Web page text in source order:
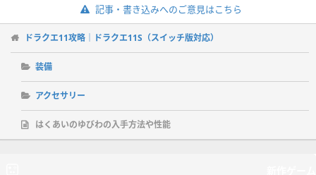
記事・書き込みへのご意見はこちら
ドラクエ11攻略｜ドラクエ11S（スイッチ版対応）
装備
アクセサリー
はくあいのゆびわの入手方法や性能